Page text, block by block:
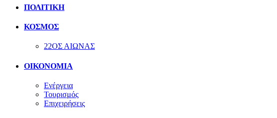
ΠΟΛΙΤΙΚΗ
ΚΟΣΜΟΣ
22ΟΣ ΑΙΩΝΑΣ
ΟΙΚΟΝΟΜΙΑ
Ενέργεια
Τουρισμός
Επιχειρήσεις